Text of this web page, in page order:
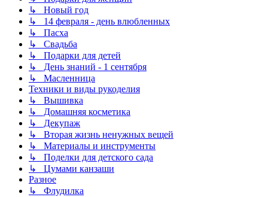
↳ Новый год
↳ 14 февраля - день влюбленных
↳ Пасха
↳ Свадьба
↳ Подарки для детей
↳ День знаний - 1 сентября
↳ Масленница
Техники и виды рукоделия
↳ Вышивка
↳ Домашняя косметика
↳ Декупаж
↳ Вторая жизнь ненужных вещей
↳ Материалы и инструменты
↳ Поделки для детского сада
↳ Цумами канзаши
Разное
↳ Флудилка